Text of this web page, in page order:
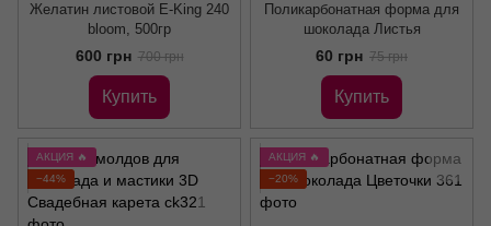
Желатин листовой E-King 240
bloom, 500гр
600 грн 700 грн
Купить
Поликарбонатная форма для
шоколада Листья
60 грн 75 грн
Купить
АКЦИЯ 🔥
−44%
АКЦИЯ 🔥
−20%